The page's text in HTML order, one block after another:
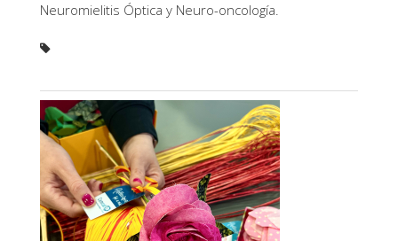
Neuromielitis Óptica y Neuro-oncología.